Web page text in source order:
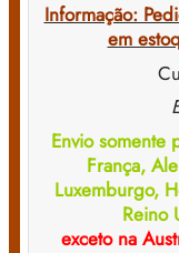
Informação:
em
Envio somente
França,
Luxemburgo,
Reino
exceto na